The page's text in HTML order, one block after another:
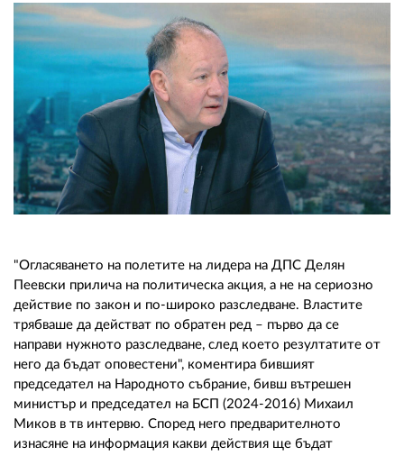
"Огласяването на полетите на лидера на ДПС Делян
Пеевски прилича на политическа акция, а не на сериозно
действие по закон и по-широко разследване. Властите
трябваше да действат по обратен ред – първо да се
направи нужното разследване, след което резултатите от
него да бъдат оповестени", коментира бившият
председател на Народното събрание, бивш вътрешен
министър и председател на БСП (2024-2016) Михаил
Миков в тв интервю. Според него предварителното
изнасяне на информация какви действия ще бъдат
АБОНАМЕНТ
УСЛОВИЯ ЗА ПОЛЗВАНЕ
ПОЛИТИКА ЗА БИСКВИТКИТЕ
ПОЛИТИКАТА ЗА
ПОВЕРИТЕЛНОСТ